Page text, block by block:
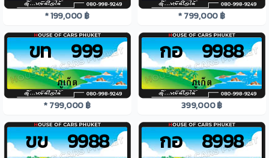
* 199,000 ฿ * 799,000 ฿
ขท 999
* 799,000 ฿
กอ 9988
399,000 ฿
ขข 9988 กอ 8998